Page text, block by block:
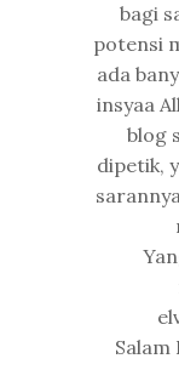
bagi
potensi
ada
insyaa
blog
dipetik,